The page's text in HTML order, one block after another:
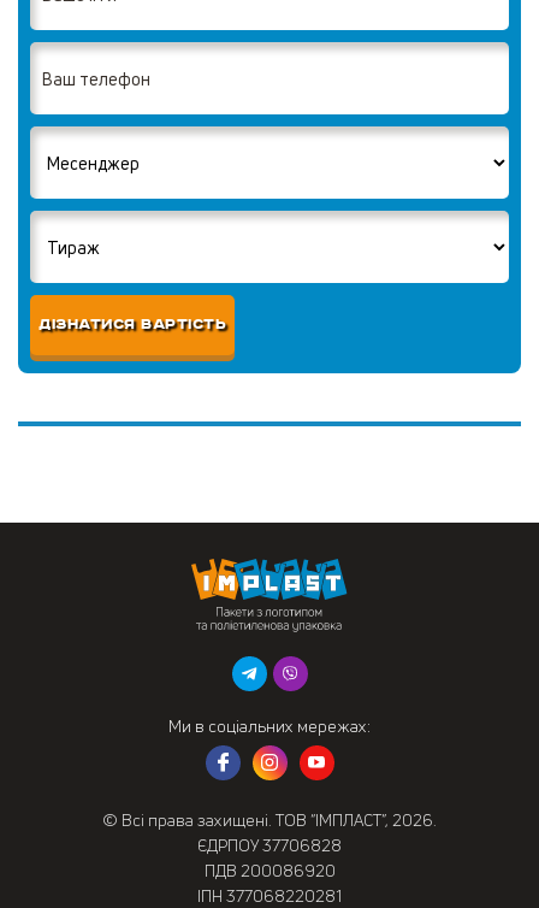
ДІЗНАТИСЯ ВАРТІСТЬ
Ми в соціальних мережах:
© Всі права захищені. ТОВ “ІМПЛАСТ”, 2026.
ЄДРПОУ 37706828
ПДВ 200086920
ІПН 377068220281